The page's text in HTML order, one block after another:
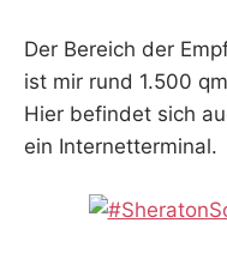
Der Bereich der
ist mir rund 1.500
Hier befindet sich
ein Internetterminal.